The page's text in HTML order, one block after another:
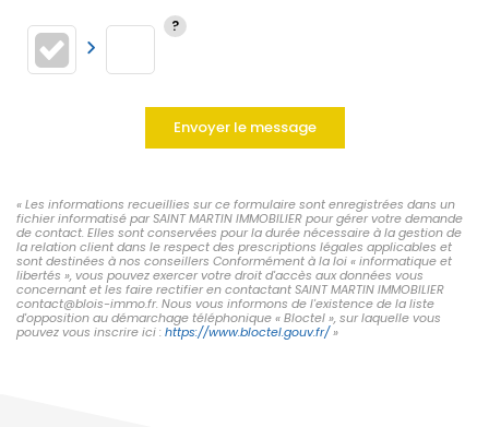
Envoyer le message
« Les informations recueillies sur ce formulaire sont enregistrées dans un
fichier informatisé par SAINT MARTIN IMMOBILIER pour gérer votre demande
de contact. Elles sont conservées pour la durée nécessaire à la gestion de
la relation client dans le respect des prescriptions légales applicables et
sont destinées à nos conseillers Conformément à la loi « informatique et
libertés », vous pouvez exercer votre droit d'accès aux données vous
concernant et les faire rectifier en contactant SAINT MARTIN IMMOBILIER
contact@blois-immo.fr. Nous vous informons de l'existence de la liste
d'opposition au démarchage téléphonique « Bloctel », sur laquelle vous
pouvez vous inscrire ici : https://www.bloctel.gouv.fr/»